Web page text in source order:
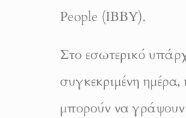
People (IBBY).
Στο εσωτερικό
συγκεκριμένη
μπορούν να γράψουν